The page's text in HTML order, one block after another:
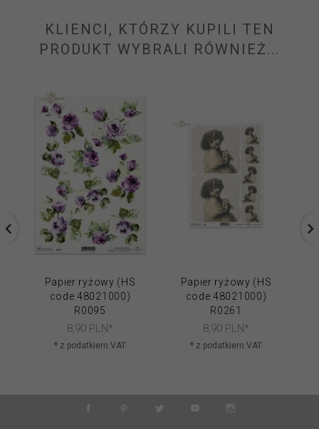
KLIENCI, KTÓRZY KUPILI TEN
PRODUKT WYBRALI RÓWNIEŻ...
Papier ryżowy (HS
code 48021000)
R0095
8,90 PLN*
* z podatkiem VAT
Papier ryżowy (HS
code 48021000)
R0261
8,90 PLN*
* z podatkiem VAT